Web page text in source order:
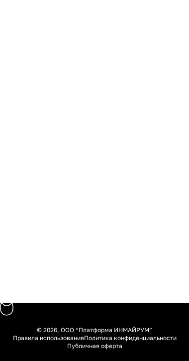
© 2026, ООО “Платформа ИНМАЙРУМ”
Правила использованияПолитика конфиденциальности
Публичная оферта